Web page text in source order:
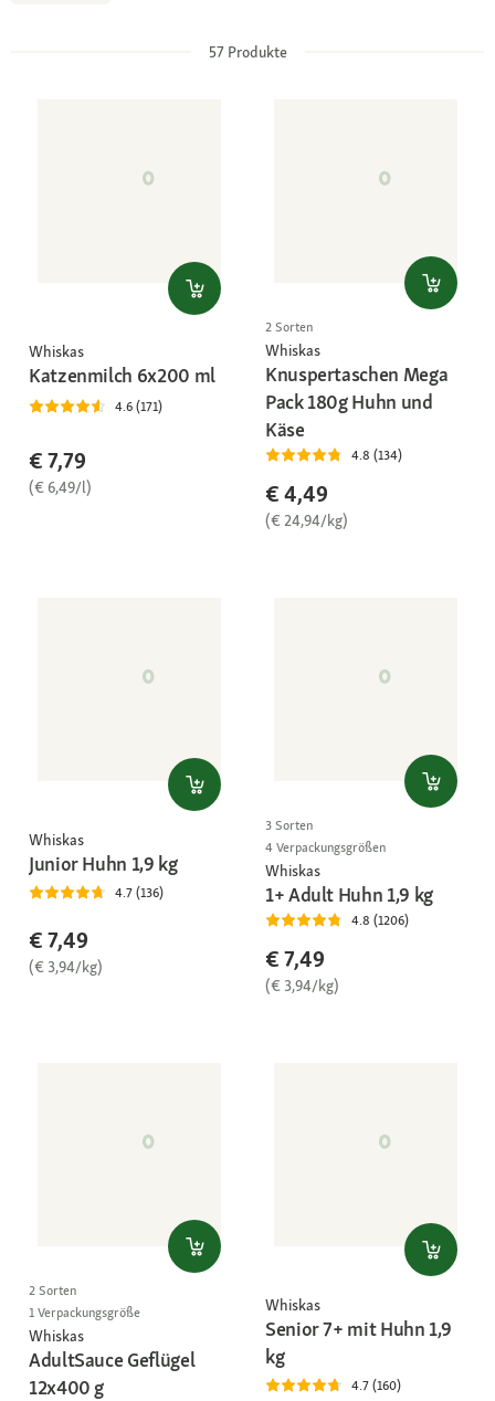
57Produkte
Whiskas
Katzenmilch 6x200 ml
4.6 (171)
€ 7,79
(€ 6,49/l)
2 Sorten
Whiskas
Knuspertaschen Mega
Pack 180g Huhn und
Käse
4.8 (134)
€ 4,49
(€ 24,94/kg)
Whiskas
Junior Huhn 1,9 kg
4.7 (136)
€ 7,49
(€ 3,94/kg)
3 Sorten
4 Verpackungsgrößen
Whiskas
1+ Adult Huhn 1,9 kg
4.8 (1206)
€ 7,49
(€ 3,94/kg)
2 Sorten
1 Verpackungsgröße
Whiskas
AdultSauce Geflügel
12x400 g
Whiskas
Senior 7+ mit Huhn 1,9
kg
4.7 (160)